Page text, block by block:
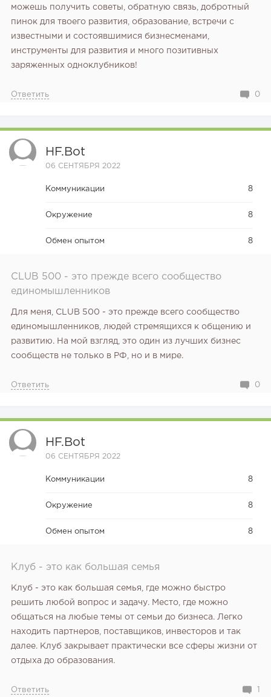
Анатолий Пастернак
Сооснователь компании HORECABOX
Антон Привалов
Совладелец «Альянс-М»
222
российский...
интернет-магазине...
для бизнеса,...
можешь получить советы, обратную связь, добротный
пинок для твоего развития, образование, встречи с
известными и состоявшимися бизнесменами,
инструменты для развития и много позитивных
заряженных одноклубников!
Ответить 0
HF.bot
06 СЕНТЯБРЯ 2022
Коммуникации 8
Окружение 8
Обмен опытом 8
CLUB 500 - это прежде всего сообщество
единомышленников
Для меня, CLUB 500 - это прежде всего сообщество
единомышленников, людей стремящихся к общению и
развитию. На мой взгляд, это один из лучших бизнес
сообществ не только в РФ, но и в мире.
Ответить 0
HF.bot
06 СЕНТЯБРЯ 2022
Коммуникации 8
Окружение 8
Обмен опытом 8
Клуб - это как большая семья
Клуб - это как большая семья, где можно быстро
решить любой вопрос и задачу. Место, где можно
общаться на любые темы от семьи до бизнеса. Легко
находить партнеров, поставщиков, инвесторов и так
далее. Клуб закрывает практически все сферы жизни от
отдыха до образования.
Ответить